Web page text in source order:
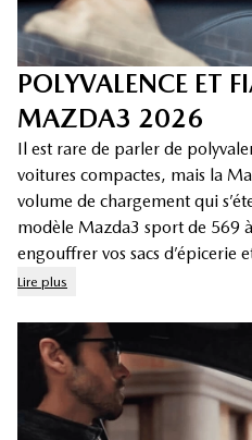
POLYVALENCE ET
MAZDA3 2026
Il est rare de parler de
voitures compactes, mais la
volume de chargement qui
modèle Mazda3 sport de 569
engouffrer vos sacs d’épicerie
Lire plus